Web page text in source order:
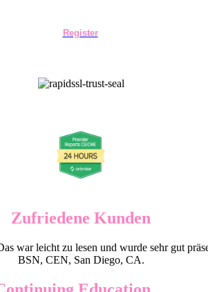
Register
Zufriedene Kunden
war leicht zu lesen und wurde sehr gut
BSN, CEN, San Diego, CA.